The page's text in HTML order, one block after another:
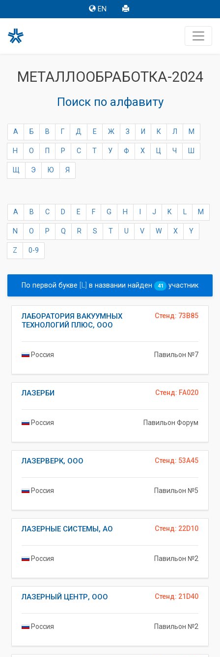
EN
МЕТАЛЛООБРАБОТКА-2024
Поиск по алфавиту
А Б В Г Д Е Ж З И К Л М
Н О П Р С Т У Ф Х Ц Ч Ш
Щ Э Ю Я
A B C D E F G H J K L M
N O P Q R S T U V W X Y
Z 0-9
По первой букве [L] в названии найден 41 участник
Стенд: 73B85
ЛАБОРАТОРИЯ ВАКУУМНЫХ
ТЕХНОЛОГИЙ ПЛЮС, ООО
Россия Павильон №7
Стенд: FA020
ЛАЗЕРБИ
Россия Павильон Форум
Стенд: 53A45
ЛАЗЕРВЕРК, ООО
Россия Павильон №5
Стенд: 22D10
ЛАЗЕРНЫЕ СИСТЕМЫ, АО
Россия Павильон №2
Стенд: 21D40
ЛАЗЕРНЫЙ ЦЕНТР, ООО
Россия Павильон №2